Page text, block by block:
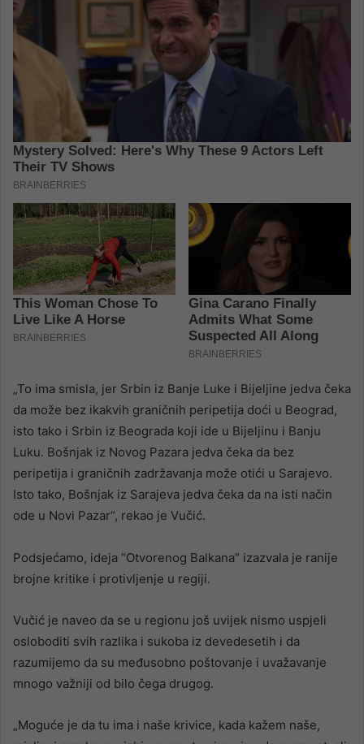
„To ima smisla, jer Srbin iz Banje Luke i Bijeljine jedva čeka
da može bez ikakvih graničnih peripetija doći u Beograd,
isto tako i Srbin iz Beograda koji ide u Bijeljinu i Banju
Luku. Bošnjak iz Novog Pazara jedva čeka da bez
peripetija i graničnih zadržavanja može otići u Sarajevo.
Isto tako, Bošnjak iz Sarajeva jedva čeka da na isti način
ode u Novi Pazar“, rekao je Vučić.
Podsjećamo, ideja “Otvorenog Balkana” izazvala je ranije
brojne kritike i protivljenje u regiji.
Vučić je naveo da se u regionu još uvijek nismo uspjeli
osloboditi svih razlika i sukoba iz devedesetih i da
razumijemo da su međusobno poštovanje i uvažavanje
mnogo važniji od bilo čega drugog.
„Moguće je da tu ima i naše krivice, kada kažem naše,